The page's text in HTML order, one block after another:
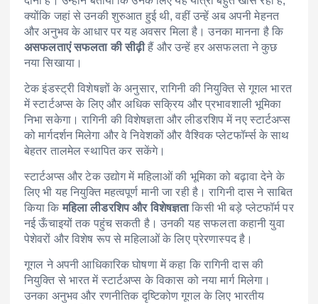
क्योंकि जहां से उनकी शुरुआत हुई थी, वहीं उन्हें अब अपनी मेहनत
और अनुभव के आधार पर यह अवसर मिला है। उनका मानना है कि
असफलताएं सफलता की सीढ़ीहैं और उन्हें हर असफलता ने कुछ
नया सिखाया।
टेक इंडस्ट्री विशेषज्ञों के अनुसार, रागिनी की नियुक्ति से गूगल भारत
में स्टार्टअप्स के लिए और अधिक सक्रिय और प्रभावशाली भूमिका
निभा सकेगा। रागिनी की विशेषज्ञता और लीडरशिप में नए स्टार्टअप्स
को मार्गदर्शन मिलेगा और वे निवेशकों और वैश्विक प्लेटफॉर्म्स के साथ
बेहतर तालमेल स्थापित कर सकेंगे।
स्टार्टअप्स और टेक उद्योग में महिलाओं की भूमिका को बढ़ावा देने के
लिए भी यह नियुक्ति महत्वपूर्ण मानी जा रही है। रागिनी दास ने साबित
किया किमहिला लीडरशिप और विशेषज्ञताकिसी भी बड़े प्लेटफॉर्म पर
नई ऊँचाइयों तक पहुंच सकती है। उनकी यह सफलता कहानी युवा
पेशेवरों और विशेष रूप से महिलाओं के लिए प्रेरणास्पद है।
गूगल ने अपनी आधिकारिक घोषणा में कहा कि रागिनी दास की
नियुक्ति से भारत में स्टार्टअप्स के विकास को नया मार्ग मिलेगा।
उनका अनुभव और रणनीतिक दृष्टिकोण गूगल के लिए भारतीय